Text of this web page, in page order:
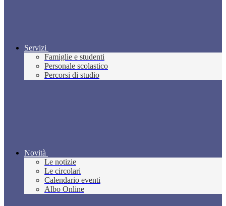
Servizi
Famiglie e studenti
Personale scolastico
Percorsi di studio
Novità
Le notizie
Le circolari
Calendario eventi
Albo Online